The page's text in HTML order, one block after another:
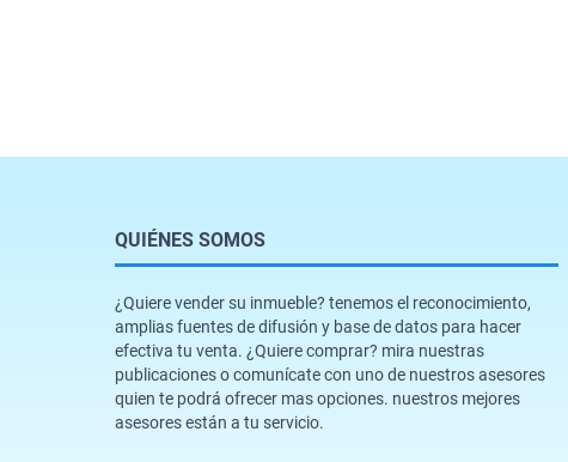
QUIÉNES SOMOS
¿Quiere vender su inmueble? tenemos el reconocimiento,
amplias fuentes de difusión y base de datos para hacer
efectiva tu venta. ¿Quiere comprar? mira nuestras
publicaciones o comunícate con uno de nuestros asesores
quien te podrá ofrecer mas opciones. nuestros mejores
asesores están a tu servicio.